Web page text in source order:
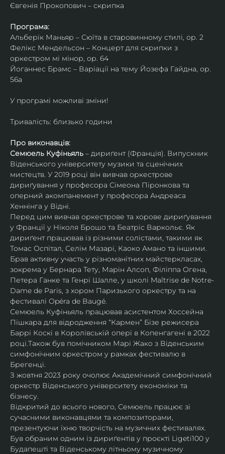
Євгенія Прокопович – скрипка
Програма:
Альберік Маньяр – Сюїта в старовинному стилі, ор. 2
Фелікс Мендельсон – Концерт для скрипки з
оркестром мі мінор, ор. 64
Йоганнес Брамс – Варіації на тему Йозефа Гайдна, ор.
56a
У програмі можливі зміни!
Тривалість: близько години
Про виконавців:
Семюель Куфіньяль – дириґент (Франція). Випускник
Віденського університету музики та сценічних
мистецтв. У 2019 році він вивчав оркестрове
дириґування у професора Сімеона Піронкова та
оперний акомпанемент у професора Андреаса
Хеннінга у Відні.
Перед цим вивчав оркестрове та хорове дириґування
у Франції у Ніколя Брошо та Беатріс Варкольє. Як
дириґент працював із різними солістами, такими як
Томас Оспітал, Селім Мазарі, Каоко Амано та іншими.
Брав активну участь у різноманітних майстеркласах,
зокрема у Бернара Тету, Марін Алсоп, Філіппа Огена,
Петера Ганке та Генрі Шалле, у школі Maîtrise de Notre-
Dame de Paris, з хором Паризького оркестру та на
фестивалі Opéra de Baugé.
Семюель Куфіньяль працював асистентом Хоссейна
Пішкара для відродження “Кармен” Бізе режисера
Баррі Коскі в Королівській опері в Копенгагені в 2022
році.Також був помічником Марі Жако з Віденським
симфонічним оркестром у рамках фестивалю в
Брегенці.
З жовтня 2023 року очолює Академічний симфонічний
оркестр Віденського університету економіки та
бізнесу.
Відкритий до всього нового, Семюель працює зі
сучасними виконавцями та композиторами,
презентуючи їхню творчість на музичних фестивалях.
Був обраним одним із дириґентів у проєкті Ligeti100 у
Будапешті та Віденському літньому музичному